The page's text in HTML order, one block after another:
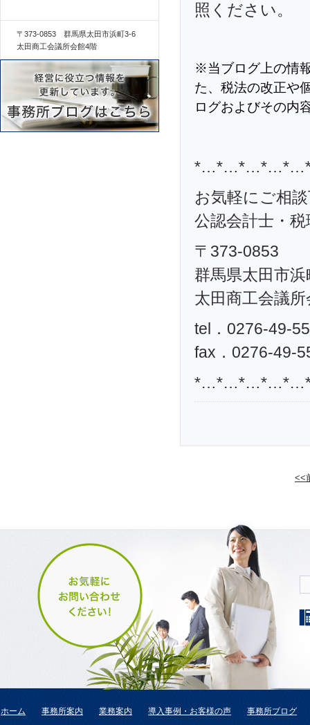
照ください。
※当ブログ上の情
た、税法の改正や
ログおよびその内
お気軽にご相
公認会計士・
〒373-0853
群馬県太田市
太田商工会議
tel．0276-49-
fax．0276-49-
<<
〒373-0853 群馬県太田市浜町3-6
太田商工会議所会館4階
ホーム 事務所案内 業務案内 導入事例・お客様の声 事務所ブログ